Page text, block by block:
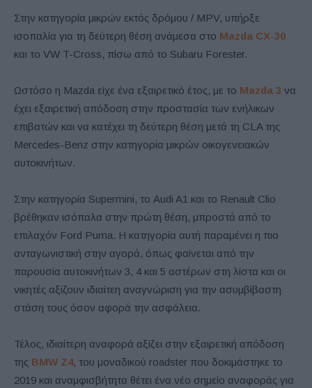
Στην κατηγορία μικρών εκτός δρόμου / MPV, υπήρξε
ισοπαλία για τη δεύτερη θέση ανάμεσα στο Mazda CX-30
και το VW T-Cross, πίσω από το Subaru Forester.
Ωστόσο η Mazda είχε ένα εξαιρετικό έτος, με το Mazda 3 να
έχει εξαιρετική απόδοση στην προστασία των ενήλικων
επιβατών και να κατέχει τη δεύτερη θέση μετά τη CLA της
Mercedes-Benz στην κατηγορία μικρών οικογενειακών
αυτοκινήτων.
Στην κατηγορία Supermini, το Audi A1 και το Renault Clio
βρέθηκαν ισόπαλα στην πρώτη θέση, μπροστά από το
επιλαχόν Ford Puma. Η κατηγορία αυτή παραμένει η πιο
ανταγωνιστική στην αγορά, όπως φαίνεται από την
παρουσία αυτοκινήτων 3, 4 και 5 αστέρων στη λίστα και οι
νικητές αξίζουν ιδιαίτεη αναγνώριση για την ασυμβίβαστη
στάση τους όσον αφορά την ασφάλεια.
Τέλος, ιδιαίτερη αναφορά αξίζει στην εξαιρετική απόδοση
της BMW Z4, του μοναδικού roadster που δοκιμάστηκε το
2019 και αναμφισβήτητα θέτει ένα νέο σημείο αναφοράς για